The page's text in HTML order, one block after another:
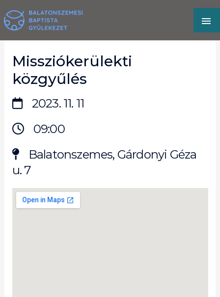
to
content
Missziókerülekti
közgyűlés
2023. 11. 11
09:00
Balatonszemes, Gárdonyi Géza
u. 7